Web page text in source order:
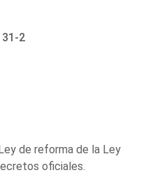
31-2
de reforma de la Ley
oficiales.